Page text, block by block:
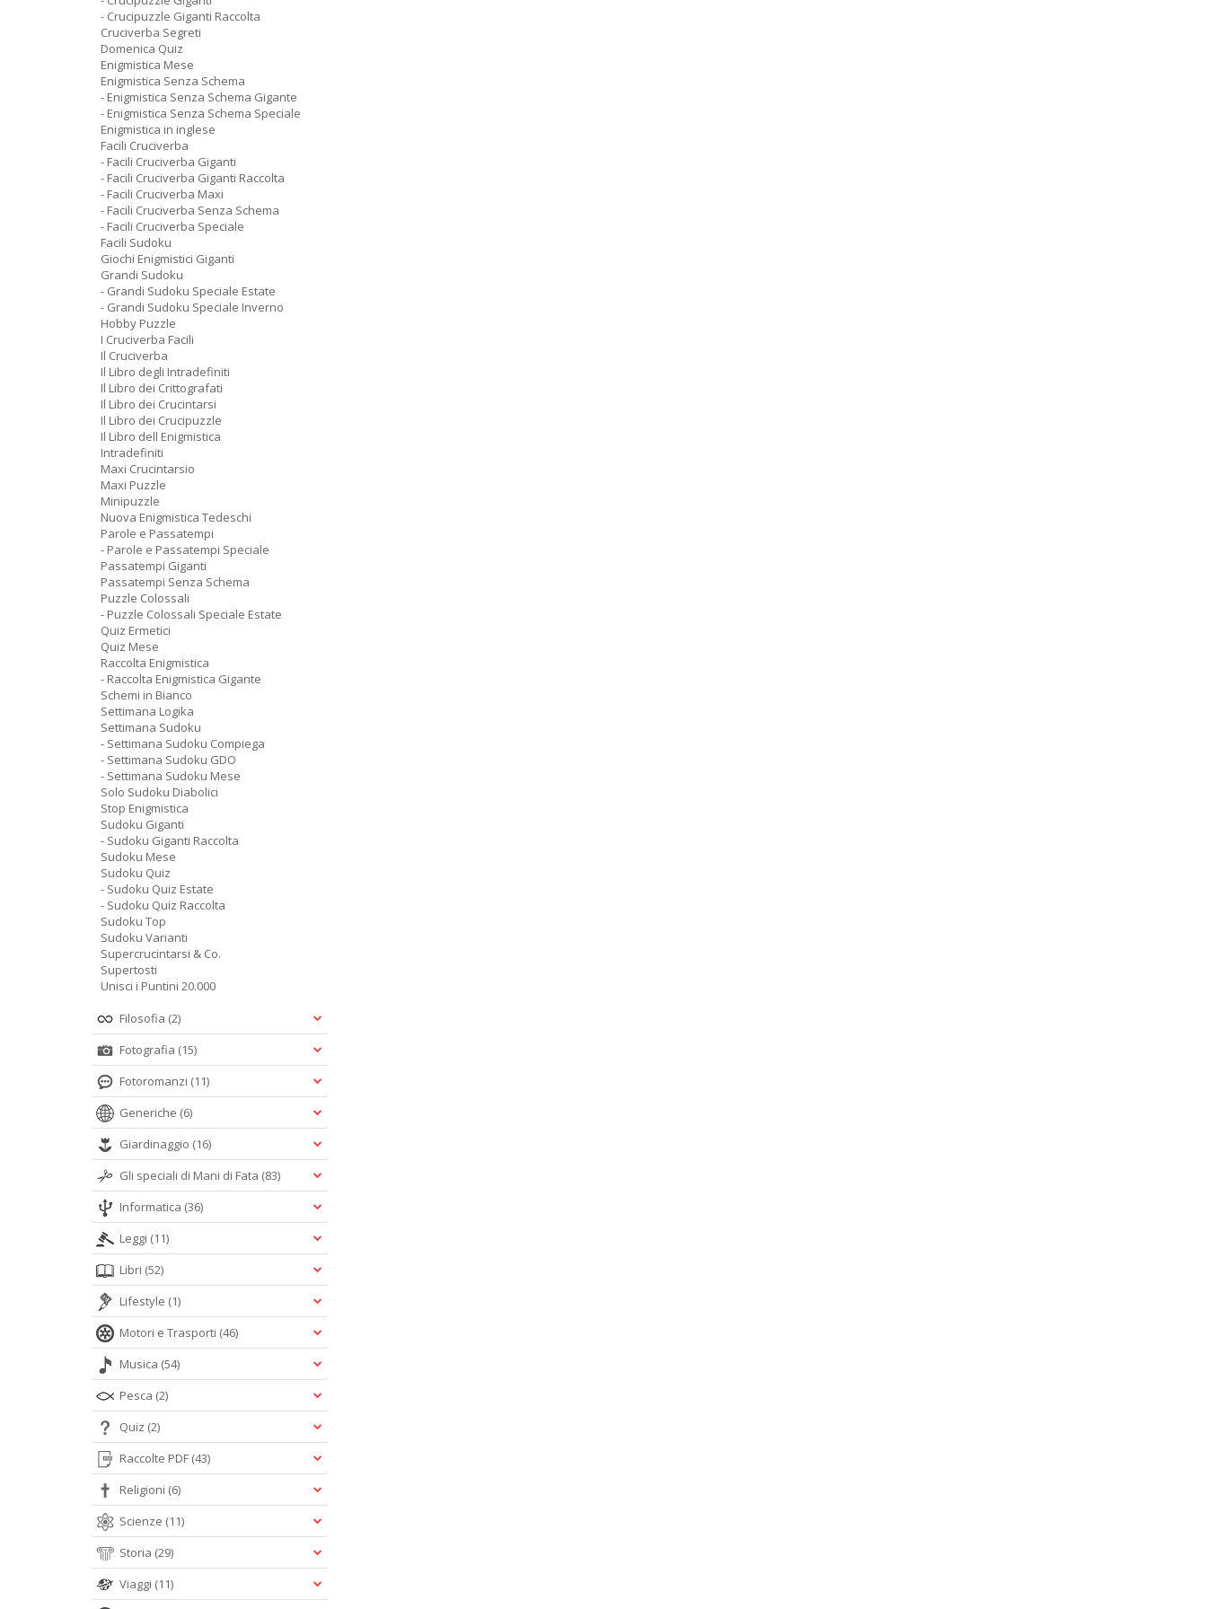
- Crucipuzzle Giganti Raccolta
Cruciverba Segreti
Domenica Quiz
Enigmistica Mese
Enigmistica Senza Schema
- Enigmistica Senza Schema Gigante
- Enigmistica Senza Schema Speciale
Enigmistica in inglese
Facili Cruciverba
- Facili Cruciverba Giganti
- Facili Cruciverba Giganti Raccolta
- Facili Cruciverba Maxi
- Facili Cruciverba Senza Schema
- Facili Cruciverba Speciale
Facili Sudoku
Giochi Enigmistici Giganti
Grandi Sudoku
- Grandi Sudoku Speciale Estate
- Grandi Sudoku Speciale Inverno
Hobby Puzzle
I Cruciverba Facili
Il Cruciverba
Il Libro degli Intradefiniti
Il Libro dei Crittografati
Il Libro dei Crucintarsi
Il Libro dei Crucipuzzle
Il Libro dell Enigmistica
Intradefiniti
Maxi Crucintarsio
Maxi Puzzle
Minipuzzle
Nuova Enigmistica Tedeschi
Parole e Passatempi
- Parole e Passatempi Speciale
Passatempi Giganti
Passatempi Senza Schema
Puzzle Colossali
- Puzzle Colossali Speciale Estate
Quiz Ermetici
Quiz Mese
Raccolta Enigmistica
- Raccolta Enigmistica Gigante
Schemi in Bianco
Settimana Logika
Settimana Sudoku
- Settimana Sudoku Compiega
- Settimana Sudoku GDO
- Settimana Sudoku Mese
Solo Sudoku Diabolici
Stop Enigmistica
Sudoku Giganti
- Sudoku Giganti Raccolta
Sudoku Mese
Sudoku Quiz
- Sudoku Quiz Estate
- Sudoku Quiz Raccolta
Sudoku Top
Sudoku Varianti
Supercrucintarsi & Co.
Supertosti
Unisci i Puntini 20.000
Filosofia (2)
Fotografia (15)
Fotoromanzi (11)
Generiche (6)
Giardinaggio (16)
Gli speciali di Mani di Fata (83)
Informatica (36)
Leggi (11)
Libri (52)
Lifestyle (1)
Motori e Trasporti (46)
Musica (54)
Pesca (2)
Quiz (2)
Raccolte PDF (43)
Religioni (6)
Scienze (11)
Storia (29)
Viaggi (11)